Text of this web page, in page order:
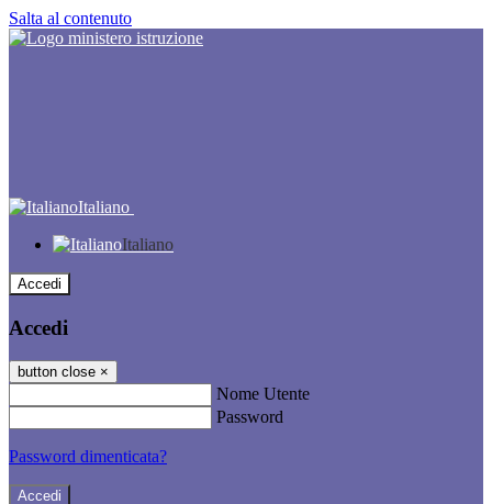
Salta al contenuto
Italiano
Italiano
Accedi
Accedi
button close ×
Nome Utente
Password
Password dimenticata?